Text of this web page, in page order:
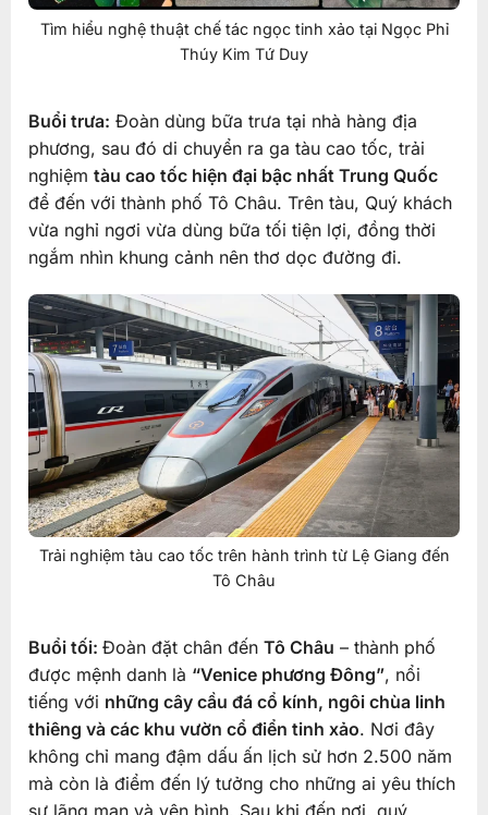
Tìm hiểu nghệ thuật chế tác ngọc tinh xảo tại Ngọc Phỉ
Thúy Kim Tứ Duy
Buổi trưa: Đoàn dùng bữa trưa tại nhà hàng địa
phương, sau đó di chuyển ra ga tàu cao tốc, trải
nghiệm tàu cao tốc hiện đại bậc nhất Trung Quốc
để đến với thành phố Tô Châu. Trên tàu, Quý khách
vừa nghỉ ngơi vừa dùng bữa tối tiện lợi, đồng thời
ngắm nhìn khung cảnh nên thơ dọc đường đi.
Trải nghiệm tàu cao tốc trên hành trình từ Lệ Giang đến
Tô Châu
Buổi tối: Đoàn đặt chân đến Tô Châu – thành phố
được mệnh danh là “Venice phương Đông”, nổi
tiếng với những cây cầu đá cổ kính, ngôi chùa linh
thiêng và các khu vườn cổ điển tinh xảo. Nơi đây
không chỉ mang đậm dấu ấn lịch sử hơn 2.500 năm
mà còn là điểm đến lý tưởng cho những ai yêu thích